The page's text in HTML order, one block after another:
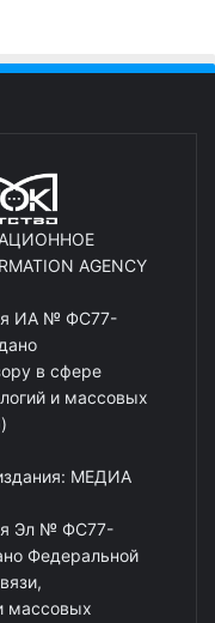
AGENCY
ИА № ФС77-
в сфере
и массовых
МЕДИА
Эл № ФС77-
Федеральной
массовых